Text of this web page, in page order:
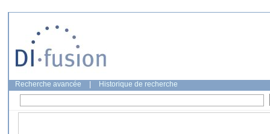
Recherche avancée Historique de recherche